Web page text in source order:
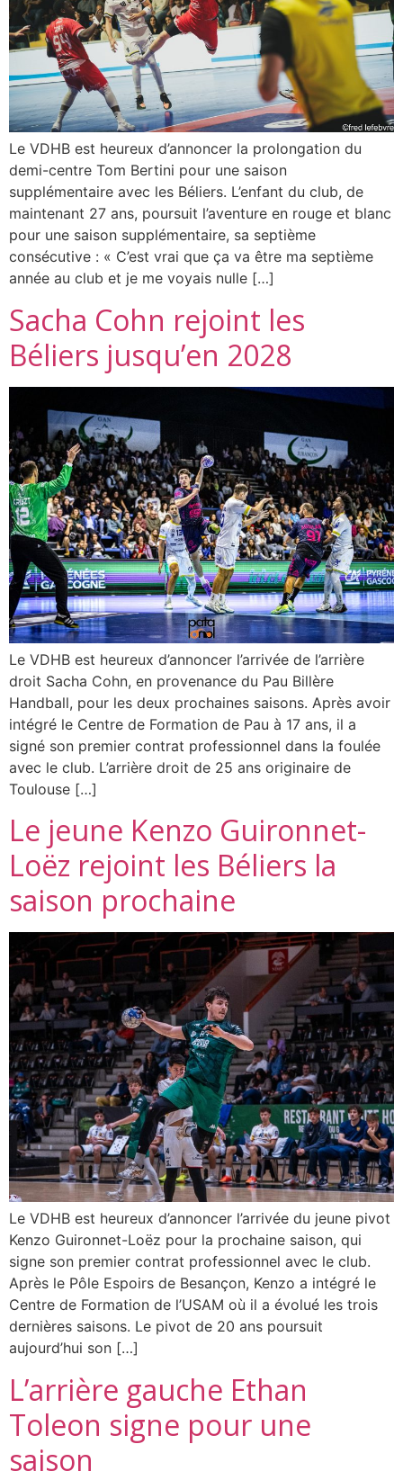
Le VDHB est heureux d’annoncer la prolongation du
demi-centre Tom Bertini pour une saison
supplémentaire avec les Béliers. L’enfant du club, de
maintenant 27 ans, poursuit l’aventure en rouge et blanc
pour une saison supplémentaire, sa septième
consécutive : « C’est vrai que ça va être ma septième
année au club et je me voyais nulle […]
Sacha Cohn rejoint les
Béliers jusqu’en 2028
Le VDHB est heureux d’annoncer l’arrivée de l’arrière
droit Sacha Cohn, en provenance du Pau Billère
Handball, pour les deux prochaines saisons. Après avoir
intégré le Centre de Formation de Pau à 17 ans, il a
signé son premier contrat professionnel dans la foulée
avec le club. L’arrière droit de 25 ans originaire de
Toulouse […]
Le jeune Kenzo Guironnet-
Loëz rejoint les Béliers la
saison prochaine
Le VDHB est heureux d’annoncer l’arrivée du jeune pivot
Kenzo Guironnet-Loëz pour la prochaine saison, qui
signe son premier contrat professionnel avec le club.
Après le Pôle Espoirs de Besançon, Kenzo a intégré le
Centre de Formation de l’USAM où il a évolué les trois
dernières saisons. Le pivot de 20 ans poursuit
aujourd’hui son […]
L’arrière gauche Ethan
Toleon signe pour une
saison